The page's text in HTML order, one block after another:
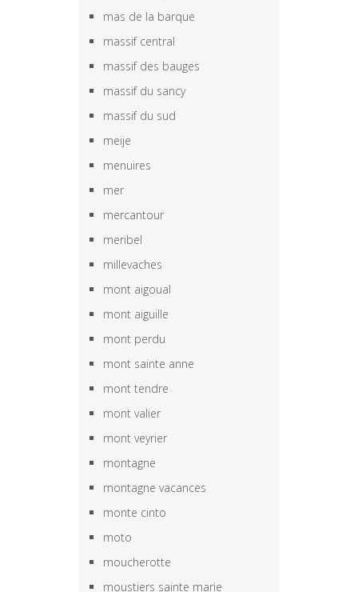
mas de la barque
massif central
massif des bauges
massif du sancy
massif du sud
meije
menuires
mer
mercantour
meribel
millevaches
mont aigoual
mont aiguille
mont perdu
mont sainte anne
mont tendre
mont valier
mont veyrier
montagne
montagne vacances
monte cinto
moto
moucherotte
moustiers sainte marie